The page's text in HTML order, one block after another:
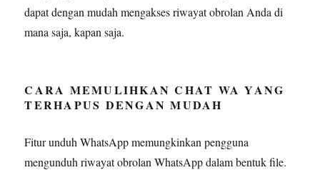
dapat dengan mudah mengakses riwayat obrolan Anda di
mana saja, kapan saja.
CARA MEMULIHKAN CHAT WA YANG
TERHAPUS DENGAN MUDAH
Fitur unduh WhatsApp memungkinkan pengguna
mengunduh riwayat obrolan WhatsApp dalam bentuk file.